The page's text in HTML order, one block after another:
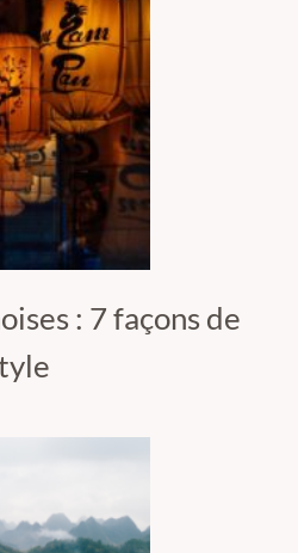
: 7 façons de